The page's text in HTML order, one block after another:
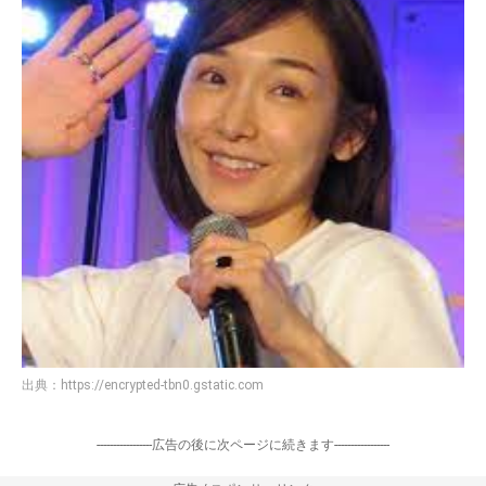
出典： https://encrypted-tbn0.gstatic.com
-----------------広告の後に次ページに続きます-----------------